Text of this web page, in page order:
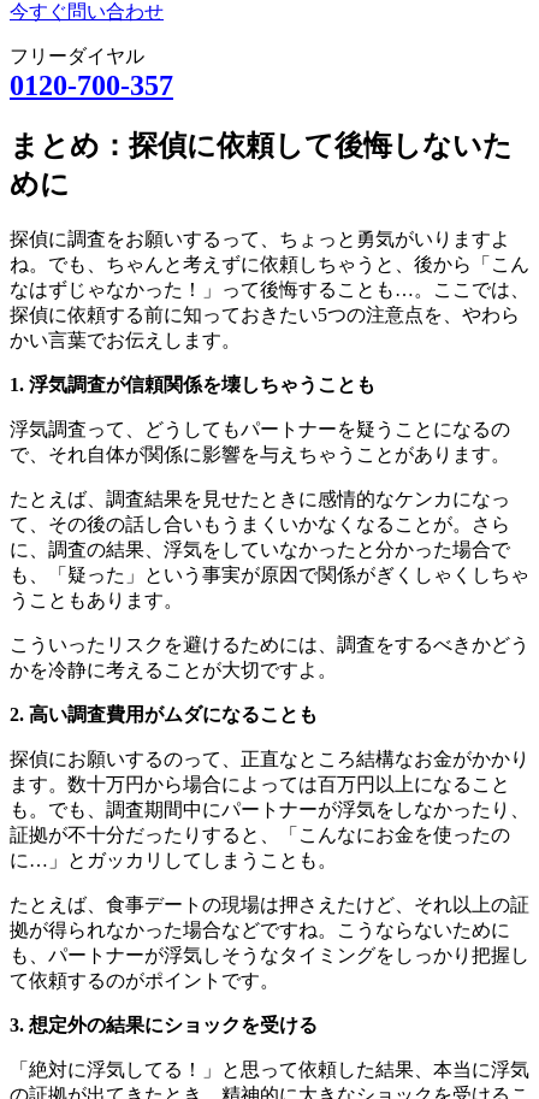
今すぐ問い合わせ
フリーダイヤル
0120-700-357
まとめ：探偵に依頼して後悔しないた
めに
探偵に調査をお願いするって、ちょっと勇気がいりますよ
ね。でも、ちゃんと考えずに依頼しちゃうと、後から「こん
なはずじゃなかった！」って後悔することも…。ここでは、
探偵に依頼する前に知っておきたい5つの注意点を、やわら
かい言葉でお伝えします。
1. 浮気調査が信頼関係を壊しちゃうことも
浮気調査って、どうしてもパートナーを疑うことになるの
で、それ自体が関係に影響を与えちゃうことがあります。
たとえば、調査結果を見せたときに感情的なケンカになっ
て、その後の話し合いもうまくいかなくなることが。さら
に、調査の結果、浮気をしていなかったと分かった場合で
も、「疑った」という事実が原因で関係がぎくしゃくしちゃ
うこともあります。
こういったリスクを避けるためには、調査をするべきかどう
かを冷静に考えることが大切ですよ。
2. 高い調査費用がムダになることも
探偵にお願いするのって、正直なところ結構なお金がかかり
ます。数十万円から場合によっては百万円以上になること
も。でも、調査期間中にパートナーが浮気をしなかったり、
証拠が不十分だったりすると、「こんなにお金を使ったの
に…」とガッカリしてしまうことも。
たとえば、食事デートの現場は押さえたけど、それ以上の証
拠が得られなかった場合などですね。こうならないために
も、パートナーが浮気しそうなタイミングをしっかり把握し
て依頼するのがポイントです。
3. 想定外の結果にショックを受ける
「絶対に浮気してる！」と思って依頼した結果、本当に浮気